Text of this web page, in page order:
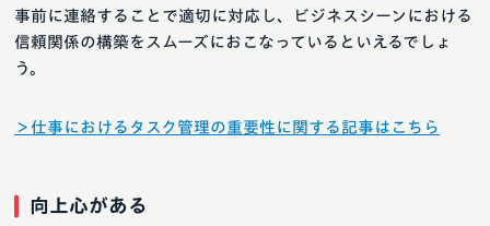
事前に連絡することで適切に対応し、ビジネスシーンにおける
信頼関係の構築をスムーズにおこなっているといえるでしょ
う。
＞仕事におけるタスク管理の重要性に関する記事はこちら
向上心がある